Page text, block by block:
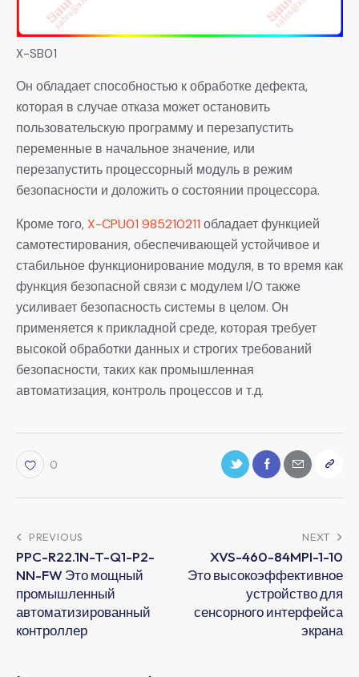
X-SB01
Он обладает способностью к обработке дефекта,
которая в случае отказа может остановить
пользовательскую программу и перезапустить
переменные в начальное значение, или
перезапустить процессорный модуль в режим
безопасности и доложить о состоянии процессора.
Кроме того, X-CPU01 985210211 обладает функцией
самотестирования, обеспечивающей устойчивое и
стабильное функционирование модуля, в то время как
функция безопасной связи с модулем I/O также
усиливает безопасность системы в целом. Он
применяется к прикладной среде, которая требует
высокой обработки данных и строгих требований
безопасности, таких как промышленная
автоматизация, контроль процессов и т.д.
0
PREVIOUS
PPC-R22.1N-T-Q1-P2-
NN-FW Это мощный
промышленный
автоматизированный
контроллер
NEXT
XVS-460-84MPI-1-10
Это высокоэффективное
устройство для
сенсорного интерфейса
экрана